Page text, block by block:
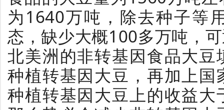
为1640万吨，除去种子等
态，缺少大概100多万吨，
北美洲的非转基因食品大
种植转基因大豆，再加上
种植转基因大豆上的收益